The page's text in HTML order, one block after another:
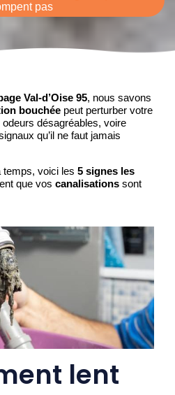
pas
Val-d’Oise 95, nous savons
bouchée peut perturber votre
désagréables, voire
qu’il ne faut jamais
temps, voici les 5 signes les
que vos canalisations sont
lent